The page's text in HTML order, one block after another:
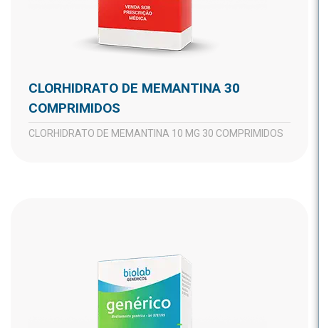
CLORHIDRATO DE MEMANTINA 30
COMPRIMIDOS
CLORHIDRATO DE MEMANTINA 10 MG 30 COMPRIMIDOS